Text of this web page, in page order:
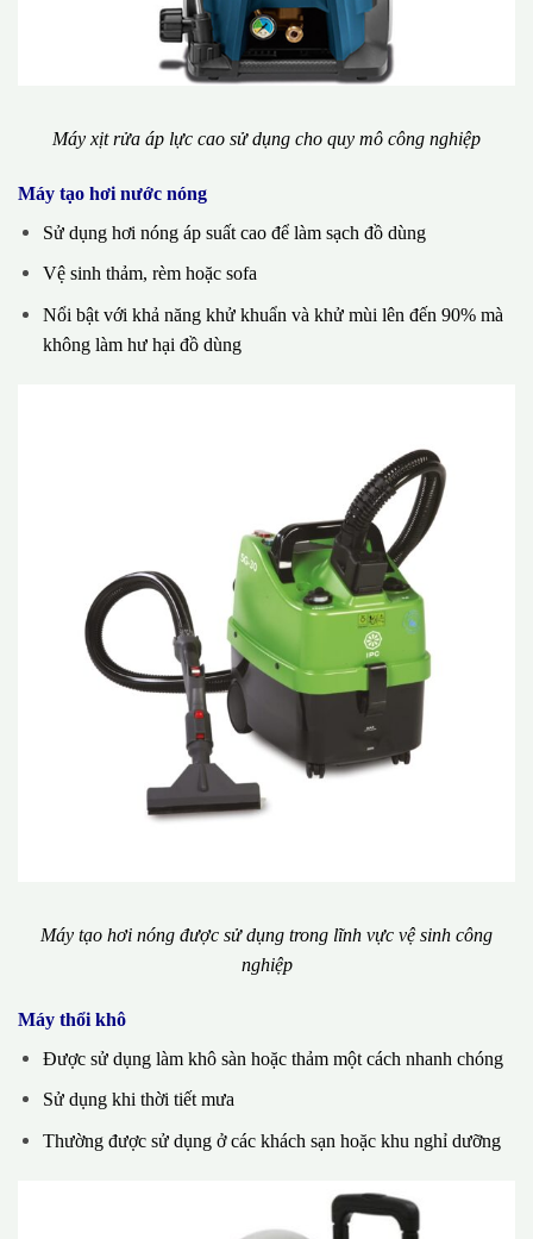
Máy xịt rửa áp lực cao sử dụng cho quy mô công nghiệp
Máy tạo hơi nước nóng
Sử dụng hơi nóng áp suất cao để làm sạch đồ dùng
Vệ sinh thảm, rèm hoặc sofa
Nổi bật với khả năng khử khuẩn và khử mùi lên đến 90% mà
không làm hư hại đồ dùng
Máy tạo hơi nóng được sử dụng trong lĩnh vực vệ sinh công
nghiệp
Máy thổi khô
Được sử dụng làm khô sàn hoặc thảm một cách nhanh chóng
Sử dụng khi thời tiết mưa
Thường được sử dụng ở các khách sạn hoặc khu nghỉ dưỡng